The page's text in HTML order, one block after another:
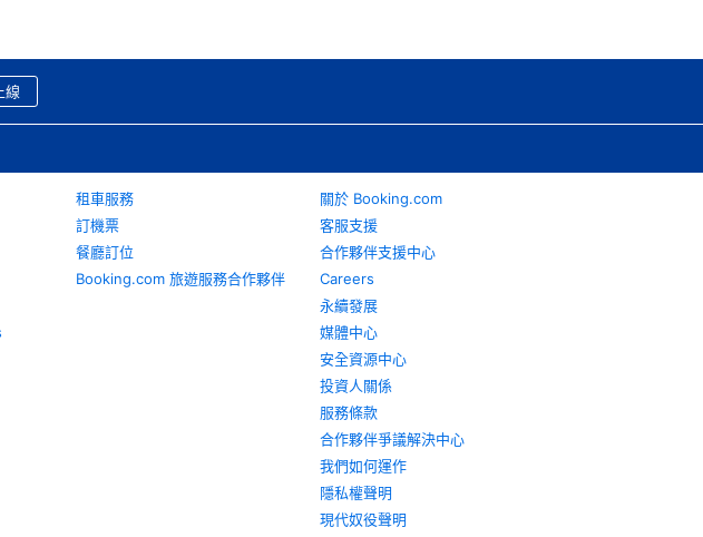
線
租車服務
訂機票
餐廳訂位
Booking.com 旅遊服務合作夥伴
關於 Booking.com
客服支援
合作夥伴支援中心
Careers
永續發展
媒體中心
安全資源中心
投資人關係
服務條款
合作夥伴爭議解決中心
我們如何運作
隱私權聲明
現代奴役聲明